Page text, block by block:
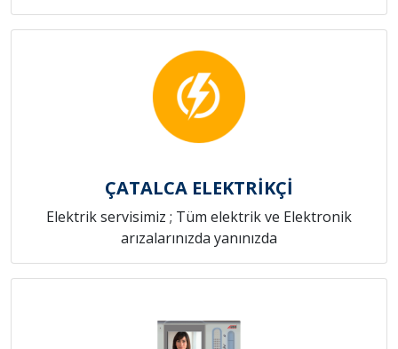
ÇATALCA ELEKTRİKÇİ
Elektrik servisimiz ; Tüm elektrik ve Elektronik
arızalarınızda yanınızda